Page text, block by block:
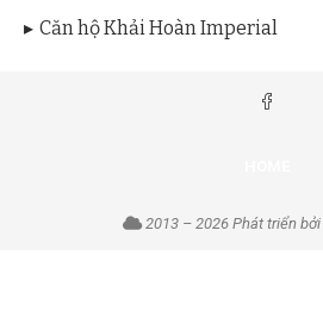
Căn hộ Khải Hoàn Imperial
2013 – 2026 Phát triển bởi